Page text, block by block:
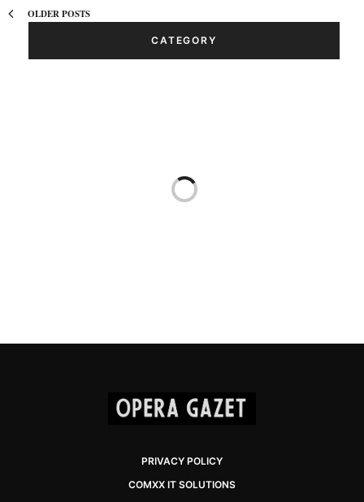
OLDER POSTS
CATEGORY
PRIVACY POLICY
COMXX IT SOLUTIONS